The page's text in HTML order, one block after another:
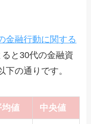
金融行動に関する
ると30代の金融資
の通りです。
均値 中央値